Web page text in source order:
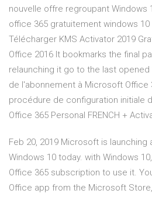
nouvelle offre regroupant Windows
office 365 gratuitement windows 10
Télécharger KMS Activator 2019
Office 2016 It bookmarks the final
relaunching it go to the last
de l'abonnement à Microsoft Office
procédure de configuration initiale
Office 365 Personal FRENCH +
Feb 20, 2019 Microsoft is
Windows 10 today. with Windows
Office 365 subscription to use it.
Office app from the Microsoft